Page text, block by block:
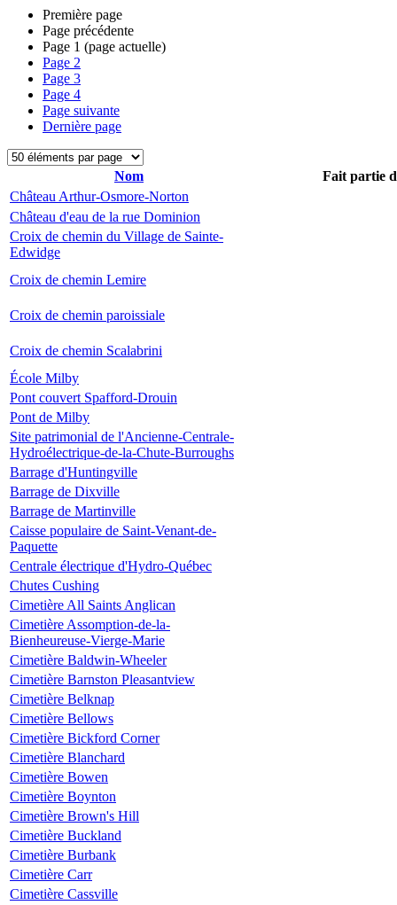
Première page
Page précédente
Page 1 (page actuelle)
Page 2
Page 3
Page 4
Page suivante
Dernière page
Nom
Fait partie
Château Arthur-Osmore-Norton
Château d'eau de la rue Dominion
Croix de chemin du Village de Sainte-
Edwidge
Croix de chemin Lemire
Croix de chemin paroissiale
Croix de chemin Scalabrini
École Milby
Pont couvert Spafford-Drouin
Pont de Milby
Site patrimonial de l'Ancienne-Centrale-
Hydroélectrique-de-la-Chute-Burroughs
Barrage d'Huntingville
Barrage de Dixville
Barrage de Martinville
Caisse populaire de Saint-Venant-de-
Paquette
Centrale électrique d'Hydro-Québec
Chutes Cushing
Cimetière All Saints Anglican
Cimetière Assomption-de-la-
Bienheureuse-Vierge-Marie
Cimetière Baldwin-Wheeler
Cimetière Barnston Pleasantview
Cimetière Belknap
Cimetière Bellows
Cimetière Bickford Corner
Cimetière Blanchard
Cimetière Bowen
Cimetière Boynton
Cimetière Brown's Hill
Cimetière Buckland
Cimetière Burbank
Cimetière Carr
Cimetière Cassville